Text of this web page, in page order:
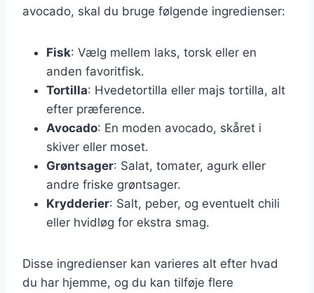
avocado, skal du bruge følgende ingredienser:
Fisk: Vælg mellem laks, torsk eller en
anden favoritfisk.
Tortilla: Hvedetortilla eller majs tortilla, alt
efter præference.
Avocado: En moden avocado, skåret i
skiver eller moset.
Grøntsager: Salat, tomater, agurk eller
andre friske grøntsager.
Krydderier: Salt, peber, og eventuelt chili
eller hvidløg for ekstra smag.
Disse ingredienser kan varieres alt efter hvad
du har hjemme, og du kan tilføje flere